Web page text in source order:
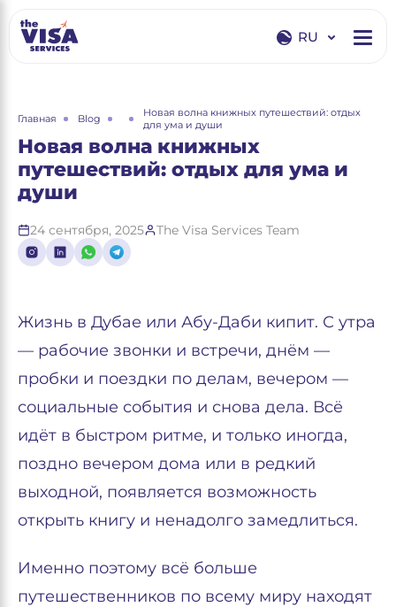
RU
RU
Главная Blog
Новая волна книжных путешествий: отдых
для ума и души
Новая волна книжных
путешествий: отдых для ума и
души
24 сентября, 2025 The Visa Services Team
Жизнь в Дубае или Абу-Даби кипит. С утра
— рабочие звонки и встречи, днём —
пробки и поездки по делам, вечером —
социальные события и снова дела. Всё
идёт в быстром ритме, и только иногда,
поздно вечером дома или в редкий
выходной, появляется возможность
открыть книгу и ненадолго замедлиться.
Именно поэтому всё больше
путешественников по всему миру находят